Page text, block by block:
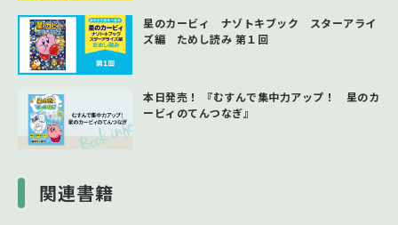
星のカービィ ナゾトキブック スターアライ
ズ編 ためし読み 第１回
本日発売！ 『むすんで集中力アップ！ 星のカ
ービィのてんつなぎ』
関連書籍